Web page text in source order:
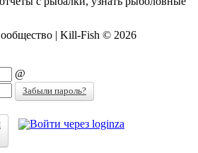
| Kill-Fish © 2026
@
Забыли пароль?